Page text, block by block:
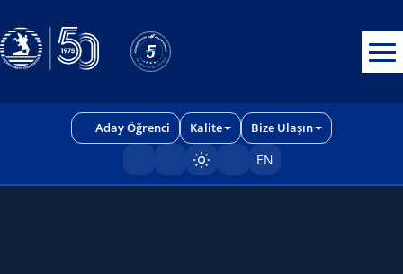
Aday Öğrenci Kalite Bize Ulaşın
Sayfayı karart/aç
EN